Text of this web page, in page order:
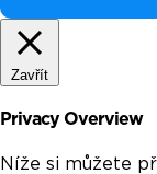
Zavřít
Privacy Overview
Níže si můžete